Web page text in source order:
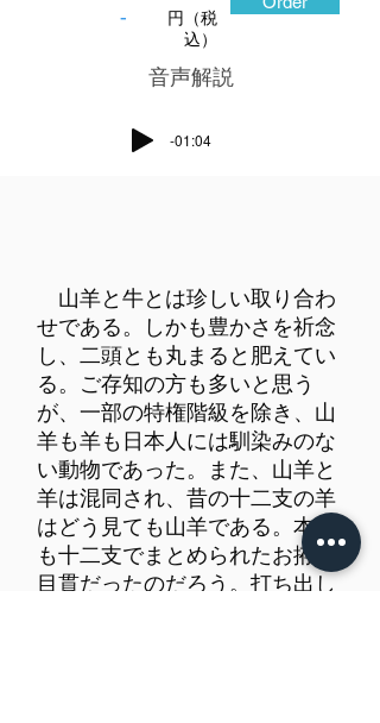
-
円（税
込）
​音声解説
-01:04
山羊と牛とは珍しい取り合わ
せである。しかも豊かさを祈念
し、二頭とも丸まると肥えてい
る。ご存知の方も多いと思う
が、一部の特権階級を除き、山
羊も羊も日本人には馴染みのな
い動物であった。また、山羊と
羊は混同され、昔の十二支の羊
はどう見ても山羊である。本作
も十二支でまとめられたお拵の
目貫だったのだろう。打ち出し